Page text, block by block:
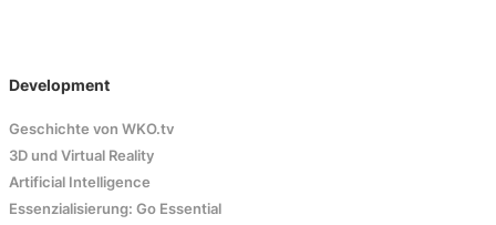
Development
Geschichte von WKO.tv
3D und Virtual Reality
Artificial Intelligence
Essenzialisierung: Go Essential